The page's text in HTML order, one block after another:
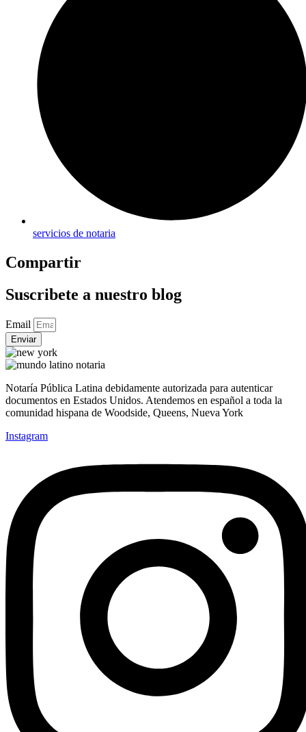
servicios de notaria
Compartir
Suscribete a nuestro blog
Email
Enviar
Notaría Pública Latina debidamente autorizada para autenticar
documentos en Estados Unidos. Atendemos en español a toda la
comunidad hispana de Woodside, Queens, Nueva York
Instagram